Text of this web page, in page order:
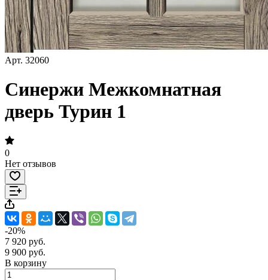
Арт. 32060
Синержи Межкомнатная
дверь Турин 1
0
Нет отзывов
-20%
7 920 руб.
9 900 руб.
В корзину